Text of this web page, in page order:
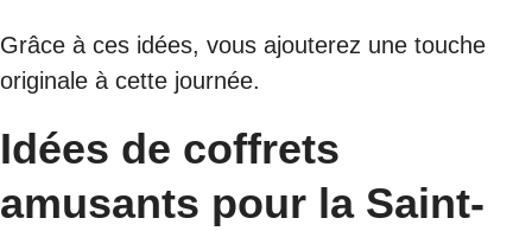
Grâce à ces idées, vous ajouterez une touche
originale à cette journée.
Idées de coffrets
amusants pour la Saint-